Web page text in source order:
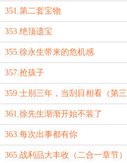
351.第二套宝物
353.绝顶遗宝
355.徐永生带来的危机感
357.抢孩子
359.士别三年，当刮目相看（第三
更）
361.徐先生渐渐开始不装了
363.每次出事都有你
365.战利品大丰收（二合一章节）